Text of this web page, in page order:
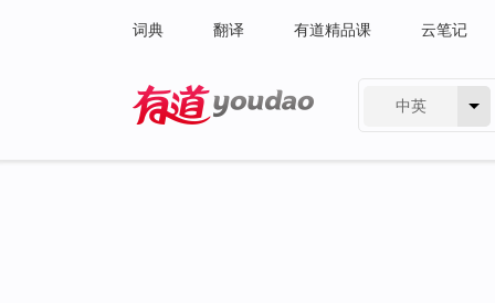
词典 翻译 有道精品课 云笔记
中英